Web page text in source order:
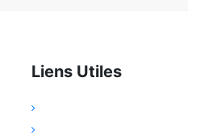
Liens Utiles